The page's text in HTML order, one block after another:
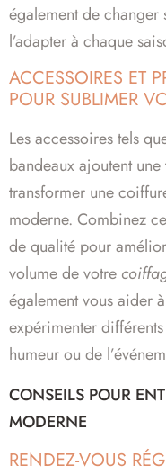
également de
l’adapter à chaque
ACCESSOIRES ET
POUR SUBLIMER
Les accessoires tels
bandeaux ajoutent
transformer une
moderne. Combinez
de qualité pour
volume de votre
également vous aider
expérimenter
humeur ou de
CONSEILS POUR
MODERNE
RENDEZ-VOUS